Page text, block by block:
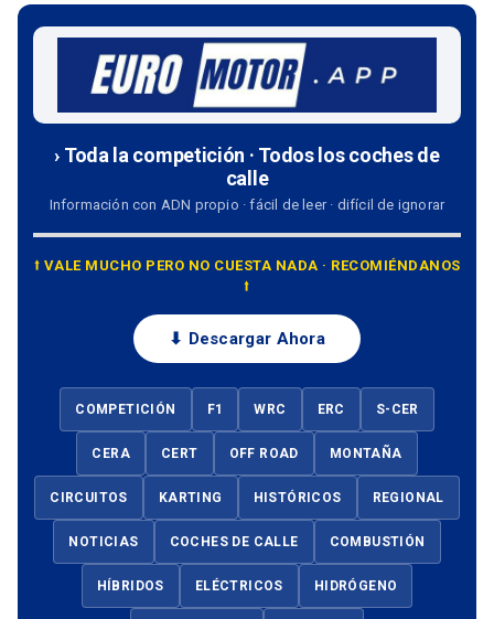
› Toda la competición · Todos los coches de
calle
Información con ADN propio · fácil de leer · difícil de ignorar
⭡ VALE MUCHO PERO NO CUESTA NADA · RECOMIÉNDANOS
⭡
⬇ Descargar Ahora
COMPETICIÓN F1 WRC ERC S-CER
CERA CERT OFF ROAD MONTAÑA
CIRCUITOS KARTING HISTÓRICOS REGIONAL
NOTICIAS COCHES DE CALLE COMBUSTIÓN
HÍBRIDOS ELÉCTRICOS HIDRÓGENO